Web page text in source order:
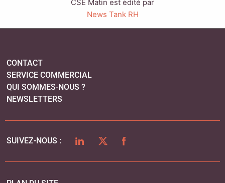
CSE Matin est édité par
News Tank RH
CONTACT
SERVICE COMMERCIAL
QUI SOMMES-NOUS ?
NEWSLETTERS
SUIVEZ-NOUS : LINKEDINTWITTERFACEBOOK